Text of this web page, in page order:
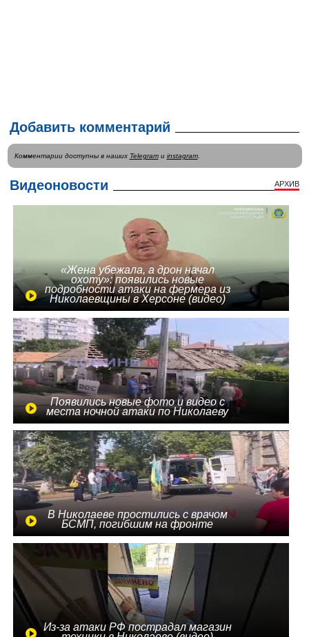
Добавить комментарий
Комментарии доступны в наших Telegramи instagram.
Видеоновости АРХИВ
«Жена убежала, а дрон начал
охоту»: появились новые
подробности атаки на фермера из
Николаевщины в Херсоне (видео)
Появились новые фото и видео с
места ночной атаки по Николаеву
В Николаеве простились с врачом
БСМП, погибшим на фронте
Из-за атаки РФ пострадал магазин